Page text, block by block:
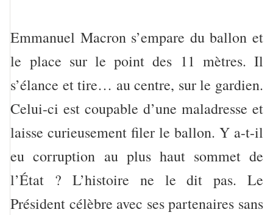
Emmanuel Macron s’empare du ballon et
le place sur le point des 11 mètres. Il
s’élance et tire… au centre, sur le gardien.
Celui-ci est coupable d’une maladresse et
laisse curieusement filer le ballon. Y a-t-il
eu corruption au plus haut sommet de
l’État ? L’histoire ne le dit pas. Le
Président célèbre avec ses partenaires sans